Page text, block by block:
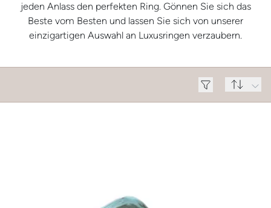
jeden Anlass den perfekten Ring. Gönnen Sie sich das
Beste vom Besten und lassen Sie sich von unserer
einzigartigen Auswahl an Luxusringen verzaubern.